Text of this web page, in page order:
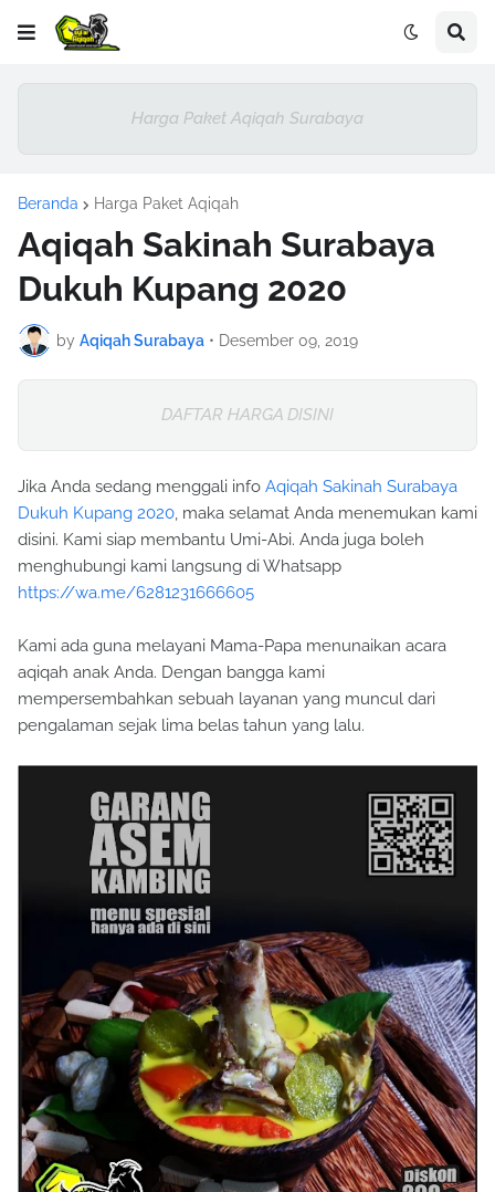
Harga Paket Aqiqah Surabaya
Beranda Harga Paket Aqiqah
Aqiqah Sakinah Surabaya
Dukuh Kupang 2020
by Aqiqah Surabaya • Desember 09, 2019
DAFTAR HARGA DISINI
Jika Anda sedang menggali info Aqiqah Sakinah Surabaya
Dukuh Kupang 2020, maka selamat Anda menemukan kami
disini. Kami siap membantu Umi-Abi. Anda juga boleh
menghubungi kami langsung di Whatsapp
https://wa.me/6281231666605
Kami ada guna melayani Mama-Papa menunaikan acara
aqiqah anak Anda. Dengan bangga kami
mempersembahkan sebuah layanan yang muncul dari
pengalaman sejak lima belas tahun yang lalu.